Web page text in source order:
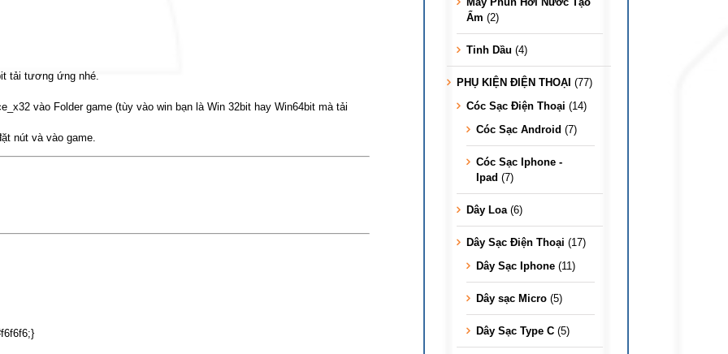
tải tương ứng nhé.
vào Folder game (tùy vào win bạn là Win 32bit hay Win64bit mà tải
nút và vào game.
Ẩm (2)
Tinh Dầu (4)
PHỤ KIỆN ĐIỆN THOẠI (77)
Cóc Sạc Điện Thoại (14)
Cóc Sạc Android (7)
Cóc Sạc Iphone -
Ipad (7)
Dây Loa (6)
Dây Sạc Điện Thoại (17)
Dây Sạc Iphone (11)
Dây sạc Micro (5)
Dây Sạc Type C (5)